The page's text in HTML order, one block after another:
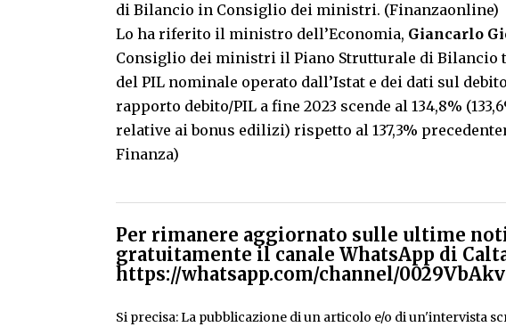
di Bilancio in Consiglio dei ministri. (Finanzaonline)
Lo ha riferito il ministro dell’Economia, Giancarlo
Consiglio dei ministri il Piano Strutturale di Bilancio
del PIL nominale operato dall’Istat e dei dati sul
rapporto debito/PIL a fine 2023 scende al 134,8%
relative ai bonus edilizi) rispetto al 137,3%
Finanza)
Per rimanere aggiornato sulle ultime
gratuitamente il canale WhatsApp di
https://whatsapp.com/channel/
Si precisa: La pubblicazione di un articolo e/o di un'intervista